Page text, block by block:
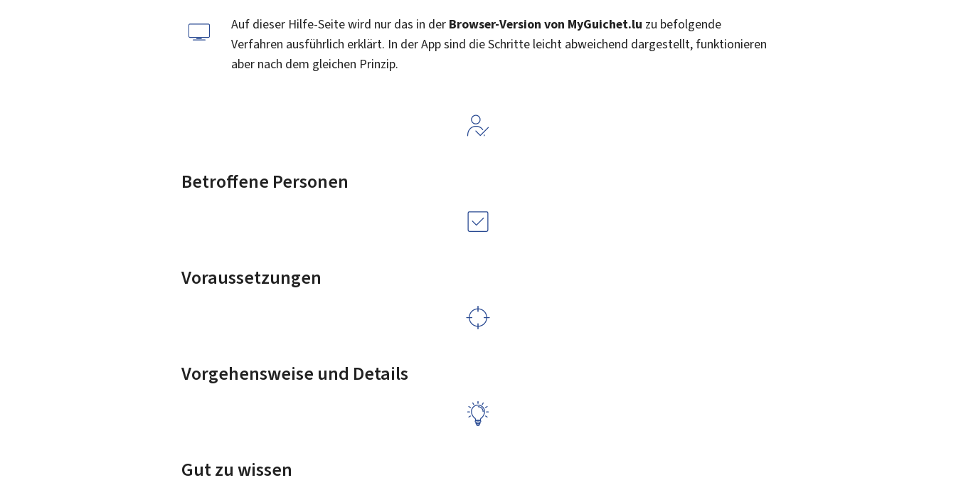
Auf dieser Hilfe-Seite wird nur das in der Browser-Version von MyGuichet.lu zu befolgende
Verfahren ausführlich erklärt. In der App sind die Schritte leicht abweichend dargestellt, funktionieren
aber nach dem gleichen Prinzip.
Betroffene Personen
Voraussetzungen
Vorgehensweise und Details
Gut zu wissen